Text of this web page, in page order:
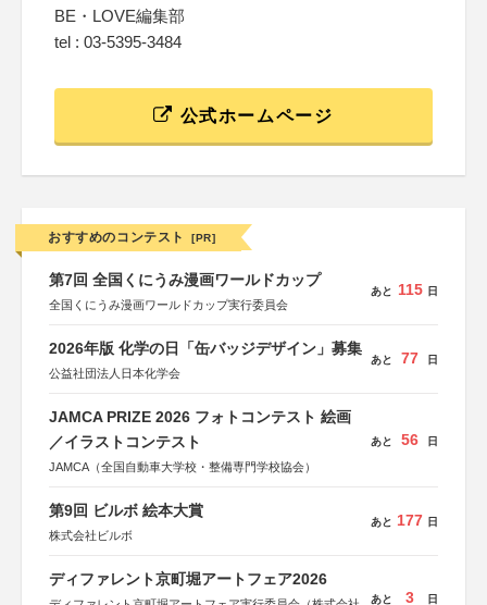
BE・LOVE編集部
tel : 03-5395-3484
公式ホームページ
おすすめのコンテスト [PR]
第7回 全国くにうみ漫画ワールドカップ
全国くにうみ漫画ワールドカップ実行委員会
あと 115 日
2026年版 化学の日「缶バッジデザイン」募集
公益社団法人日本化学会
あと 77 日
JAMCA PRIZE 2026 フォトコンテスト 絵画
／イラストコンテスト
JAMCA（全国自動車大学校・整備専門学校協会）
あと 56 日
第9回 ビルボ 絵本大賞
株式会社ビルボ
あと 177 日
ディファレント京町堀アートフェア2026
あと 3 日